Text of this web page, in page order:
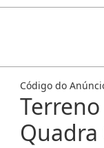
Código do
Quadra